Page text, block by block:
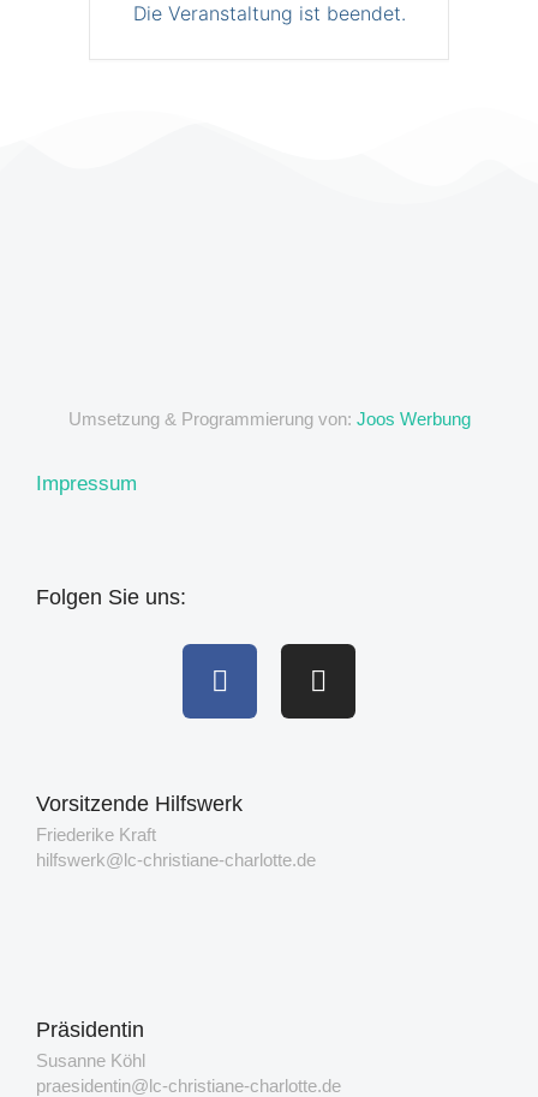
Die Veranstaltung ist beendet.
Umsetzung & Programmierung von: Joos Werbung
Impressum
Folgen Sie uns:
Vorsitzende Hilfswerk
Friederike Kraft
hilfswerk@lc-christiane-charlotte.de
Präsidentin
Susanne Köhl
praesidentin@lc-christiane-charlotte.de